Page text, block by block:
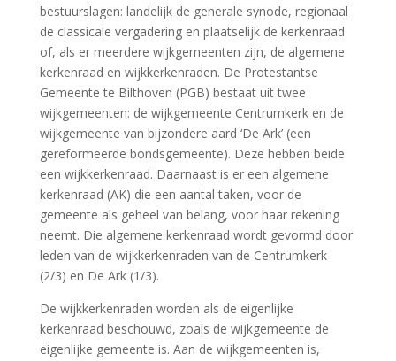
bestuurslagen: landelijk de generale synode, regionaal
de classicale vergadering en plaatselijk de kerkenraad
of, als er meerdere wijkgemeenten zijn, de algemene
kerkenraad en wijkkerkenraden. De Protestantse
Gemeente te Bilthoven (PGB) bestaat uit twee
wijkgemeenten: de wijkgemeente Centrumkerk en de
wijkgemeente van bijzondere aard ‘De Ark’ (een
gereformeerde bondsgemeente). Deze hebben beide
een wijkkerkenraad. Daarnaast is er een algemene
kerkenraad (AK) die een aantal taken, voor de
gemeente als geheel van belang, voor haar rekening
neemt. Die algemene kerkenraad wordt gevormd door
leden van de wijkkerkenraden van de Centrumkerk
(2/3) en De Ark (1/3).
De wijkkerkenraden worden als de eigenlijke
kerkenraad beschouwd, zoals de wijkgemeente de
eigenlijke gemeente is. Aan de wijkgemeenten is,